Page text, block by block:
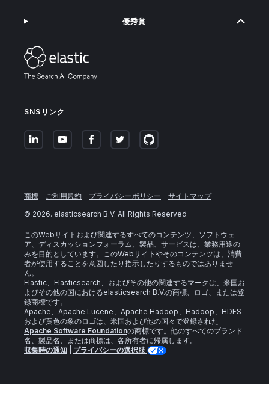
SNSリンク
優秀賞
商標 ご利用規約 プライバシーポリシー
サイトマップ
© 2026. elasticsearch B.V. All Rights Reserved
このWebサイトおよび関連するすべてのコンテンツ、ソフトウェ
ア、ディスカッションフォーラム、製品、サービスは、業務用途の
みを目的としています。このWebサイトやそのコンテンツは、消費
者が使用することを意図したり指示したりするものではありませ
ん。
Elastic、Elasticsearch、およびその他の関連するマークは、米国お
よびその他の国におけるelasticsearch B.V.の商標、ロゴ、または登
録商標です。
Apache、Apache Lucene、Apache Hadoop、Hadoop、HDFS
および黄色の象のロゴは、米国および他の国々で登録された
Apache Software Foundationの商標です。他のすべてのブランド
名、製品名、または商標は、各所有者に帰属します。
収集時の通知
プライバシーの選択肢